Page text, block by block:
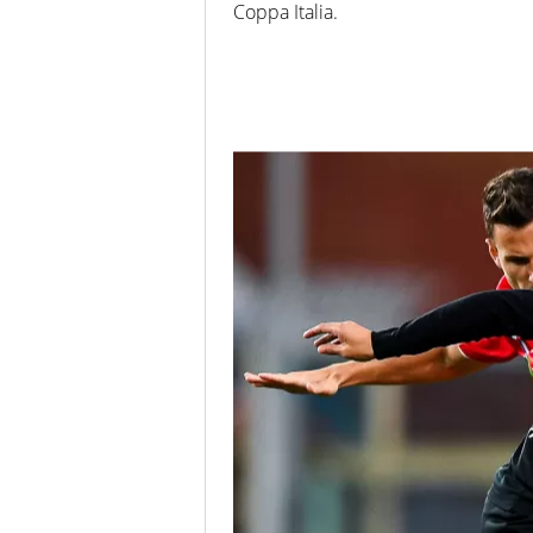
Coppa Italia.